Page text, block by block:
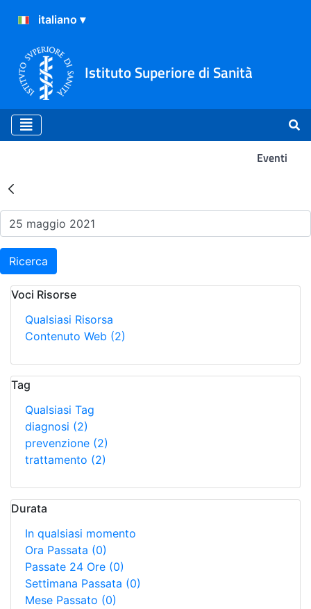
Istituto Superiore di Sanità
Eventi
Risultati della Ricerca -
Ricerca
Voci Risorse
Qualsiasi Risorsa
Contenuto Web (2)
Tag
Qualsiasi Tag
diagnosi (2)
prevenzione (2)
trattamento (2)
Durata
In qualsiasi momento
Ora Passata (0)
Passate 24 Ore (0)
Settimana Passata (0)
Mese Passato (0)